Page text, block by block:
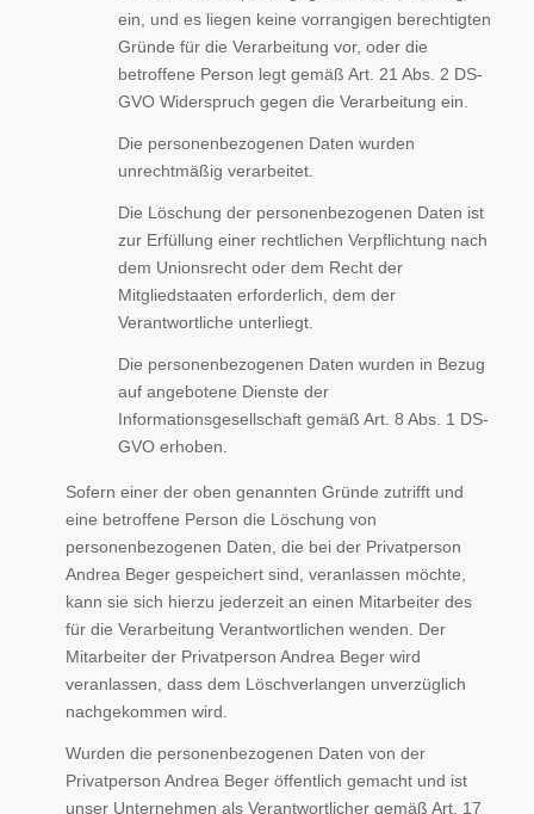
ein, und es liegen keine vorrangigen berechtigten
Gründe für die Verarbeitung vor, oder die
betroffene Person legt gemäß Art. 21 Abs. 2 DS-
GVO Widerspruch gegen die Verarbeitung ein.
Die personenbezogenen Daten wurden
unrechtmäßig verarbeitet.
Die Löschung der personenbezogenen Daten ist
zur Erfüllung einer rechtlichen Verpflichtung nach
dem Unionsrecht oder dem Recht der
Mitgliedstaaten erforderlich, dem der
Verantwortliche unterliegt.
Die personenbezogenen Daten wurden in Bezug
auf angebotene Dienste der
Informationsgesellschaft gemäß Art. 8 Abs. 1 DS-
GVO erhoben.
Sofern einer der oben genannten Gründe zutrifft und
eine betroffene Person die Löschung von
personenbezogenen Daten, die bei der Privatperson
Andrea Beger gespeichert sind, veranlassen möchte,
kann sie sich hierzu jederzeit an einen Mitarbeiter des
für die Verarbeitung Verantwortlichen wenden. Der
Mitarbeiter der Privatperson Andrea Beger wird
veranlassen, dass dem Löschverlangen unverzüglich
nachgekommen wird.
Wurden die personenbezogenen Daten von der
Privatperson Andrea Beger öffentlich gemacht und ist
unser Unternehmen als Verantwortlicher gemäß Art. 17